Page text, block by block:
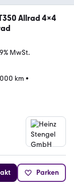
Allrad 4x4
MwSt.
km •
Parken